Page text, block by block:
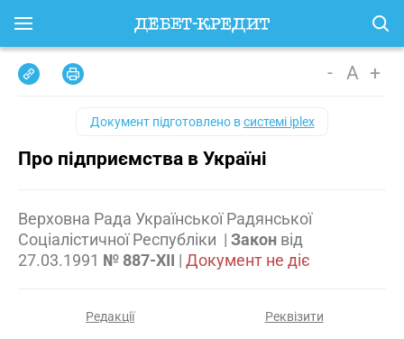
- A +
Документ підготовлено всистемі iplex
Про підприємства в Україні
Верховна Рада Української Радянської
Соціалістичної Республіки | Закон від
27.03.1991 № 887-XII | Документ не діє
Редакції Реквізити